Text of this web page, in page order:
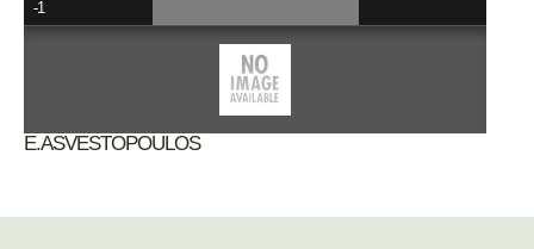
-1
E.ASVESTOPOULOS